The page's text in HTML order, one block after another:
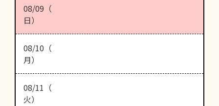
08/09（
日）
08/10（
月）
08/11（
火）